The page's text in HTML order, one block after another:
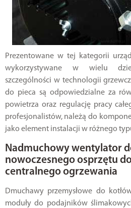
Prezentowane w tej kategorii
wykorzystywane w wielu
szczególności w technologii
do pieca są odpowiedzialne za
powietrza oraz regulację pracy
profesjonalistów, należą do
jako element instalacji w różnego
Nadmuchowy wentylator
nowoczesnego osprzętu
centralnego ogrzewania
Dmuchawy przemysłowe do
moduły do podajników